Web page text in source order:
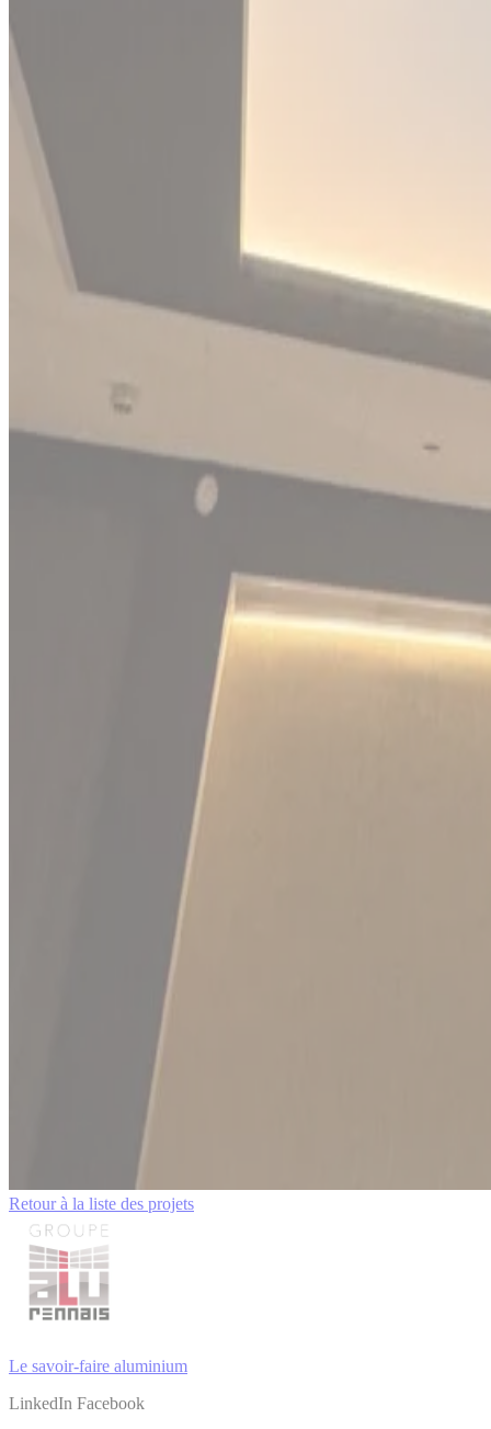
Retour à la liste des projets
Le savoir-faire aluminium
LinkedIn Facebook